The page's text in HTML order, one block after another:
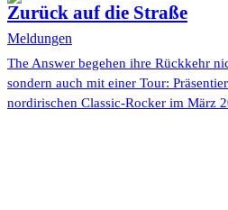
Zurück auf die Straße
Meldungen
The Answer begehen ihre Rückkehr
sondern auch mit einer Tour:
nordirischen Classic-Rocker im März